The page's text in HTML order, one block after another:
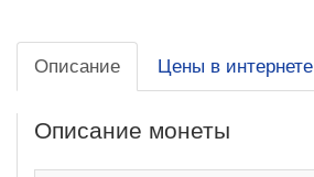
Описание Цены в интернете
Описание монеты